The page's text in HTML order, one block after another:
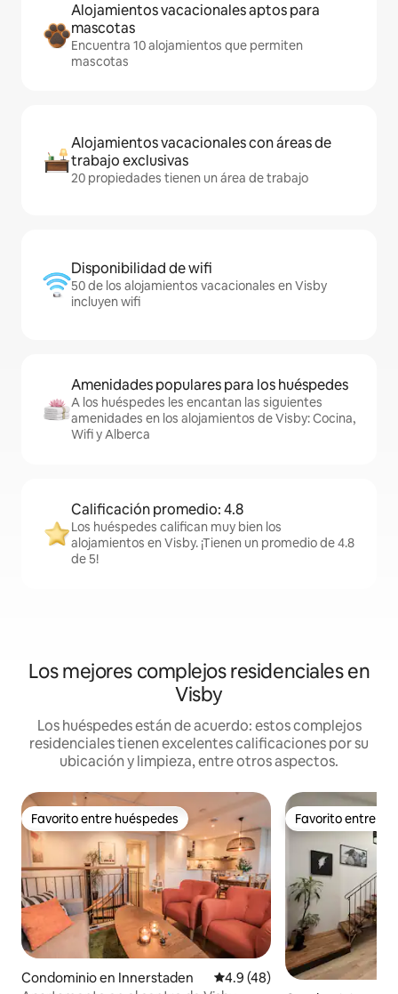
Alojamientos vacacionales aptos para
mascotas
Encuentra 10 alojamientos que permiten
mascotas
Alojamientos vacacionales con áreas de
trabajo exclusivas
20 propiedades tienen un área de trabajo
Disponibilidad de wifi
50 de los alojamientos vacacionales en Visby
incluyen wifi
Amenidades populares para los huéspedes
A los huéspedes les encantan las siguientes
amenidades en los alojamientos de Visby: Cocina,
Wifi y Alberca
Calificación promedio: 4.8
Los huéspedes califican muy bien los
alojamientos en Visby. ¡Tienen un promedio de 4.8
de 5!
Los mejores complejos residenciales en
Visby
Los huéspedes están de acuerdo: estos complejos
residenciales tienen excelentes calificaciones por su
ubicación y limpieza, entre otros aspectos.
Favorito entre huéspedes
Favorito entre huéspedes
Condominio en Innerstaden Calificación promedio: 4.9 de
4.9 (48)
Favorito entre
Favorito entre